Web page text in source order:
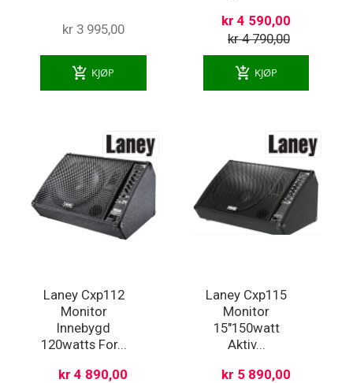
kr 3 995,00
add_shopping_cart KJØP
kr 4 590,00
kr 4 790,00
add_shopping_cart KJØP
Laney Cxp112
Monitor
Innebygd
120watts For...
kr 4 890,00
Laney Cxp115
Monitor
15"150watt
Aktiv...
kr 5 890,00